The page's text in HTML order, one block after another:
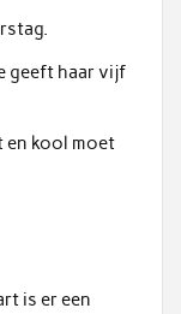
geeft haar vijf
en kool moet
is er een